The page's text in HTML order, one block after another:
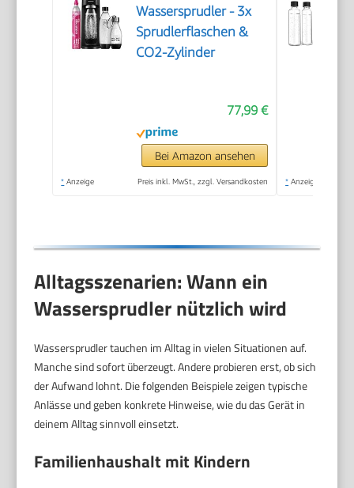
Wassersprudler - 3x
Sprudlerflaschen &
CO2-Zylinder
77,99 €
Bei Amazon ansehen
* Anzeige Preis inkl. MwSt., zzgl. Versandkosten * Anzeige
Alltagsszenarien: Wann ein
Wassersprudler nützlich wird
Wassersprudler tauchen im Alltag in vielen Situationen auf.
Manche sind sofort überzeugt. Andere probieren erst, ob sich
der Aufwand lohnt. Die folgenden Beispiele zeigen typische
Anlässe und geben konkrete Hinweise, wie du das Gerät in
deinem Alltag sinnvoll einsetzt.
Familienhaushalt mit Kindern